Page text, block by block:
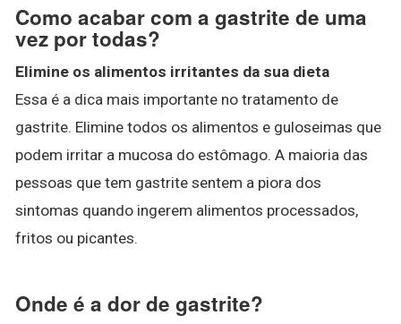
Como acabar com a gastrite de uma
vez por todas?
Elimine os alimentos irritantes da sua dieta
Essa é a dica mais importante no tratamento de
gastrite. Elimine todos os alimentos e guloseimas que
podem irritar a mucosa do estômago. A maioria das
pessoas que tem gastrite sentem a piora dos
sintomas quando ingerem alimentos processados,
fritos ou picantes.
Onde é a dor de gastrite?